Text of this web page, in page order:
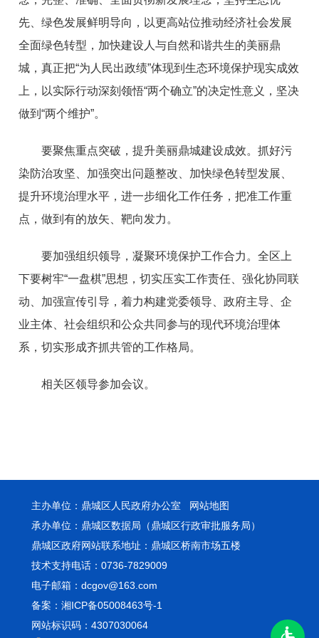
先、绿色发展鲜明导向，以更高站位推动经济社会发展
全面绿色转型，加快建设人与自然和谐共生的美丽鼎
城，真正把“为人民出政绩”体现到生态环境保护现实成效
上，以实际行动深刻领悟“两个确立”的决定性意义，坚决
做到“两个维护”。
要聚焦重点突破，提升美丽鼎城建设成效。抓好污
染防治攻坚、加强突出问题整改、加快绿色转型发展、
提升环境治理水平，进一步细化工作任务，把准工作重
点，做到有的放矢、靶向发力。
要加强组织领导，凝聚环境保护工作合力。全区上
下要树牢“一盘棋”思想，切实压实工作责任、强化协同联
动、加强宣传引导，着力构建党委领导、政府主导、企
业主体、社会组织和公众共同参与的现代环境治理体
系，切实形成齐抓共管的工作格局。
相关区领导参加会议。
主办单位：鼎城区人民政府办公室 网站地图
承办单位：鼎城区数据局（鼎城区行政审批服务局）
鼎城区政府网站联系地址：鼎城区桥南市场五楼
技术支持电话：0736-7829009
电子邮箱：dcgov@163.com
备案：湘ICP备05008463号-1
网站标识码：4307030064